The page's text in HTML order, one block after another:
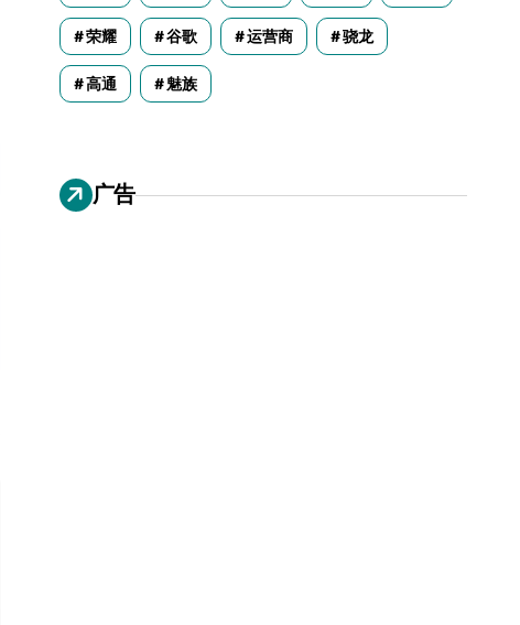
荣耀 谷歌 运营商 骁龙
高通 魅族
广告